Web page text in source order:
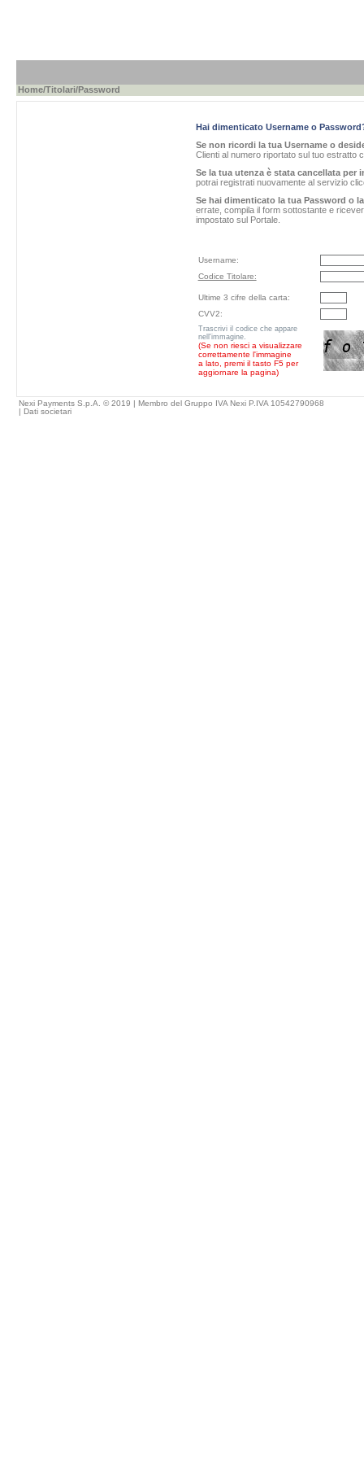
Home/Titolari/Password
Hai dimenticato Username o
Se non ricordi la tua Username o
Clienti al numero riportato sul tuo estratto
Se la tua utenza è stata cancellata per
potrai registrati nuovamente al servizio
Se hai dimenticato la tua Password o
errate, compila il form sottostante e
impostato sul Portale.
Username:
Codice Titolare:
Ultime 3 cifre della carta:
CVV2:
Trascrivi il codice che appare
nell'immagine.
(Se non riesci a visualizzare
correttamente l'immagine
a lato, premi il tasto F5 per
aggiornare la pagina)
Nexi Payments S.p.A. © 2019 | Membro del Gruppo IVA Nexi P.IVA 10542790968
| Dati societari